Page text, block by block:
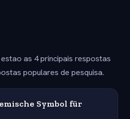
as 4 principais respostas
populares de pesquisa.
Symbol für